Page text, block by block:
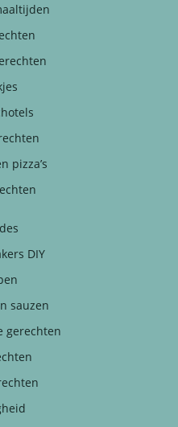
pizza’s
DIY
sauzen
gerechten